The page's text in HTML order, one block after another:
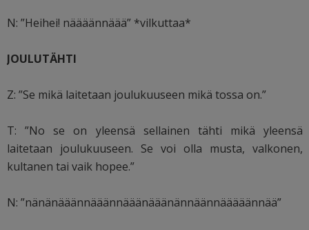
N: ”Heihei! näääännäää” *vilkuttaa*
JOULUTÄHTI
Z: ”Se mikä laitetaan joulukuuseen mikä tossa on.”
T: ”No se on yleensä sellainen tähti mikä yleensä
laitetaan joulukuuseen. Se voi olla musta, valkonen,
kultanen tai vaik hopee.”
N: ”nänänääännääännääänääänännäännääääännää”